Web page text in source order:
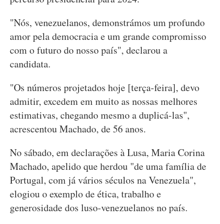
"Nós, venezuelanos, demonstrámos um profundo
amor pela democracia e um grande compromisso
com o futuro do nosso país", declarou a
candidata.
"Os números projetados hoje [terça-feira], devo
admitir, excedem em muito as nossas melhores
estimativas, chegando mesmo a duplicá-las",
acrescentou Machado, de 56 anos.
No sábado, em declarações à Lusa, Maria Corina
Machado, apelido que herdou "de uma família de
Portugal, com já vários séculos na Venezuela",
elogiou o exemplo de ética, trabalho e
generosidade dos luso-venezuelanos no país.